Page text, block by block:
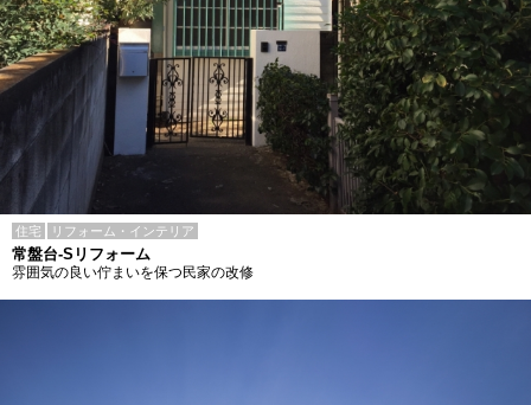
住宅 リフォーム・インテリア
常盤台-Sリフォーム
雰囲気の良い佇まいを保つ民家の改修